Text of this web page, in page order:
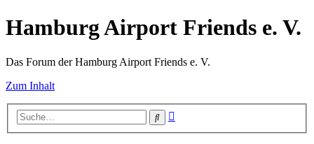
Hamburg Airport Friends e. V.
Das Forum der Hamburg Airport Friends e. V.
Zum Inhalt
Suche